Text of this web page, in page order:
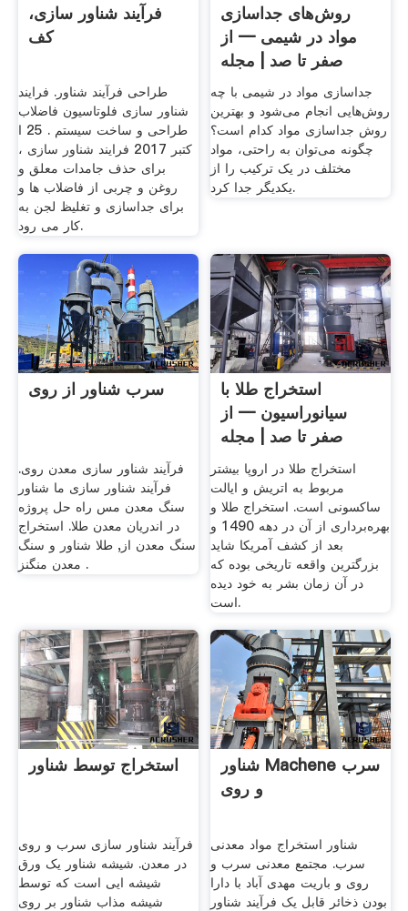
فرآیند شناور سازی،
کف
طراحی فرآیند شناور. فرایند
شناور سازی فلوتاسیون فاضلاب
طراحی و ساخت سیستم . 25 ا
کتبر 2017 فرایند شناور سازی ،
برای حذف جامدات معلق و
روغن و چربی از فاضلاب ها و
برای جداسازی و تغلیظ لجن به
کار می رود.
روش‌های جداسازی
مواد در شیمی — از
صفر تا صد | مجله
فرادرس
جداسازی مواد در شیمی با چه
روش‌هایی انجام می‌شود و بهترین
روش جداسازی مواد کدام است؟
چگونه می‌توان به راحتی، مواد
مختلف در یک ترکیب را از
یکدیگر جدا کرد.
سرب شناور از روی
فرآیند شناور سازی معدن روی.
فرآیند شناور سازی ما شناور
سنگ معدن مس راه حل پروژه
در اندریان معدن طلا. استخراج
سنگ معدن از, طلا شناور و سنگ
معدن منگنز .
استخراج طلا با
سیانوراسیون — از
صفر تا صد | مجله
فرادرس
استخراج طلا در اروپا بیشتر
مربوط به اتریش و ایالت
ساکسونی است. استخراج طلا و
بهره‌برداری از آن در دهه 1490 و
بعد از کشف آمریکا شاید
بزرگترین واقعه‌ تاریخی بوده که
در آن زمان بشر به خود دیده
است.
استخراج توسط شناور
فرآیند شناور سازی سرب و روی
در معدن. شیشه شناور یک ورق
شیشه ایی است که توسط
شیشه مذاب شناور بر روی
شناور Machene سرب
و روی
شناور استخراج مواد معدنی
سرب. مجتمع معدنی سرب و
روی و باریت مهدی آباد با دارا
بودن ذخائر قابل یک فرآیند شناور